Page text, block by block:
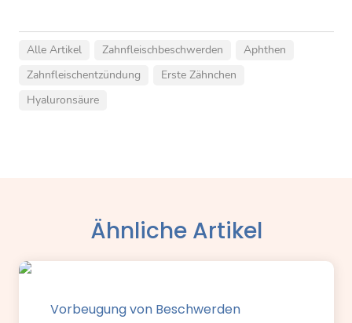
Alle Artikel Zahnfleischbeschwerden
Aphthen
Zahnfleischentzündung
Erste Zähnchen
Hyaluronsäure
Ähnliche Artikel
Vorbeugung von Beschwerden